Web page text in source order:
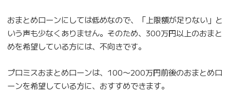
おまとめローンにしては低めなので、「上限額が足りない」と
いう声も少なくありません。そのため、300万円以上のおまと
めを希望している方には、不向きです。
プロミスおまとめローンは、100〜200万円前後のおまとめロ
ーンを希望している方に、おすすめできます。